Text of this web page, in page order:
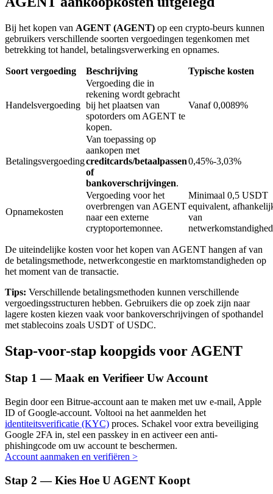
BTR-vergrendelingen
Door crypto ondersteunde leenservice
Auto Invest
Grijp langetermijnwinst en flexibele belangen
Leer staken
Bij het kopen van AGENT (AGENT) op een crypto-beurs kunnen
gebruikers verschillende soorten vergoedingen tegenkomen met
betrekking tot handel, betalingsverwerking en opnames.
Soort vergoeding Beschrijving Typische kosten
Handelsvergoeding
Vergoeding die in
rekening wordt gebracht
bij het plaatsen van
spotorders om AGENT te
kopen.
Vanaf 0,0089%
Betalingsvergoeding
Van toepassing op
aankopen met
creditcards/betaalpassen
of
bankoverschrijvingen.
0,45%-3,03%
Opnamekosten
Vergoeding voor het
overbrengen van AGENT
naar een externe
cryptoportemonnee.
Minimaal 0,5 USDT
equivalent,
van
De uiteindelijke kosten voor het kopen van AGENT hangen af van
de betalingsmethode, netwerkcongestie en marktomstandigheden op
het moment van de transactie.
Tips: Verschillende betalingsmethoden kunnen verschillende
vergoedingsstructuren hebben. Gebruikers die op zoek zijn naar
lagere kosten kiezen vaak voor bankoverschrijvingen of spothandel
met stablecoins zoals USDT of USDC.
Stap-voor-stap koopgids voor AGENT
Stap 1 —Maak en Verifieer Uw Account
Begin door een Bitrue-account aan te maken met uw e-mail, Apple
ID of Google-account. Voltooi na het aanmelden het
identiteitsverificatie (KYC) proces. Schakel voor extra beveiliging
Google 2FA in, stel een passkey in en activeer een anti-
phishingcode om uw account te beschermen.
Account aanmaken en verifiëren >
Stap 2 — Kies Hoe U AGENT Koopt